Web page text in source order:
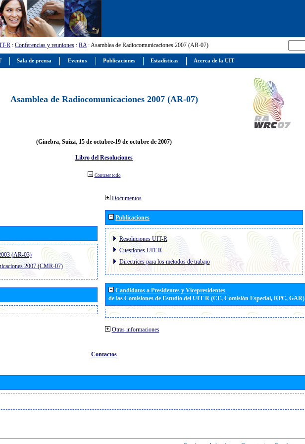
R : Conferencias y reuniones : RA: Asamblea de Radiocomunicaciones 2007 (AR-07)
Asamblea de Radiocomunicaciones 2007 (AR-07)
(Ginebra, Suiza, 15 de octubre-19 de octubre de 2007)
Libro del Resoluciones
Contraer todo
(AR-03)
2007 (CMR-07)
Documentos
Publicaciones
Resoluciones UIT-R
Cuestiones UIT-R
Directrices para los métodos de trabajo
Candidatos a Presidentes y Vicepresidentes
de las Comisiones de Estudio del UIT R (CE, Comisión Especial, RPC, GAR)
Otras informaciones
Contactos
Sala de prensa Eventos Publicaciones Estadísticas Acerca de la UIT